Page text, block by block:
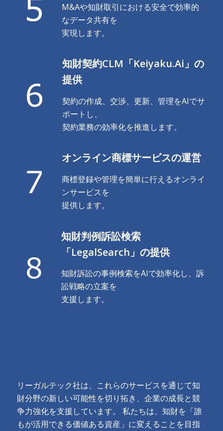
M&Aや知財取引における安全で効率的
なデータ共有を
実現します。
知財契約CLM「Keiyaku.Ai」の
提供
契約の作成、交渉、更新、管理をAIでサ
ポートし、
契約業務の効率化を推進します。
オンライン商標サービスの運営
商標登録や管理を簡単に行えるオンライ
ンサービスを
提供します。
知財判例訴訟検索
「LegalSearch」の提供
知財訴訟の事例検索をAIで効率化し、訴
訟戦略の立案を
支援します。
リーガルテック社は、これらのサービスを通じて知
財分野の新しい可能性を切り拓き、企業の成長と競
争力強化を支援しています。 私たちは、知財を「誰
もが活用できる価値ある資産」に変えることを目指